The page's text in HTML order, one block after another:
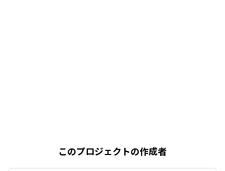
このプロジェクトの作成者